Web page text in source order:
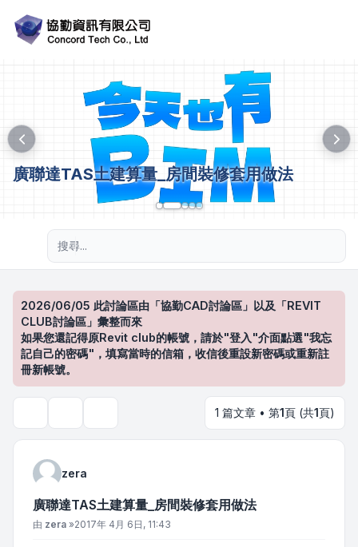
廣聯達TAS土建算量_房間裝修套用做法
2026/06/05 此討論區由「協勤CAD討論區」以及「REVIT
CLUB討論區」彙整而來
如果您還記得原Revit club的帳號，請於"登入"介面點選"我忘
記自己的密碼"，填寫當時的信箱，收信後重設新密碼或重新註
冊新帳號。
1 篇文章 • 第1頁 (共1頁)
zera
廣聯達TAS土建算量_房間裝修套用做法
文章
由 zera »2017年 4月 6日, 11:43